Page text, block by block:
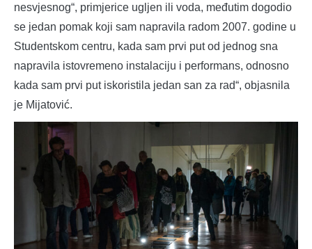
nesvjesnog“, primjerice ugljen ili voda, međutim dogodio
se jedan pomak koji sam napravila radom 2007. godine u
Studentskom centru, kada sam prvi put od jednog sna
napravila istovremeno instalaciju i performans, odnosno
kada sam prvi put iskoristila jedan san za rad“, objasnila
je Mijatović.